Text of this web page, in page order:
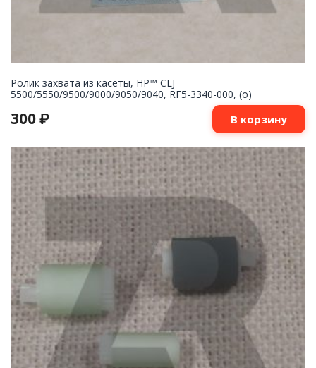
Ролик захвата из касеты, HP™ CLJ
5500/5550/9500/9000/9050/9040, RF5-3340-000, (o)
300 ₽ В корзину